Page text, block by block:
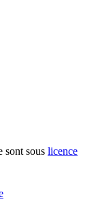
sont sous licence